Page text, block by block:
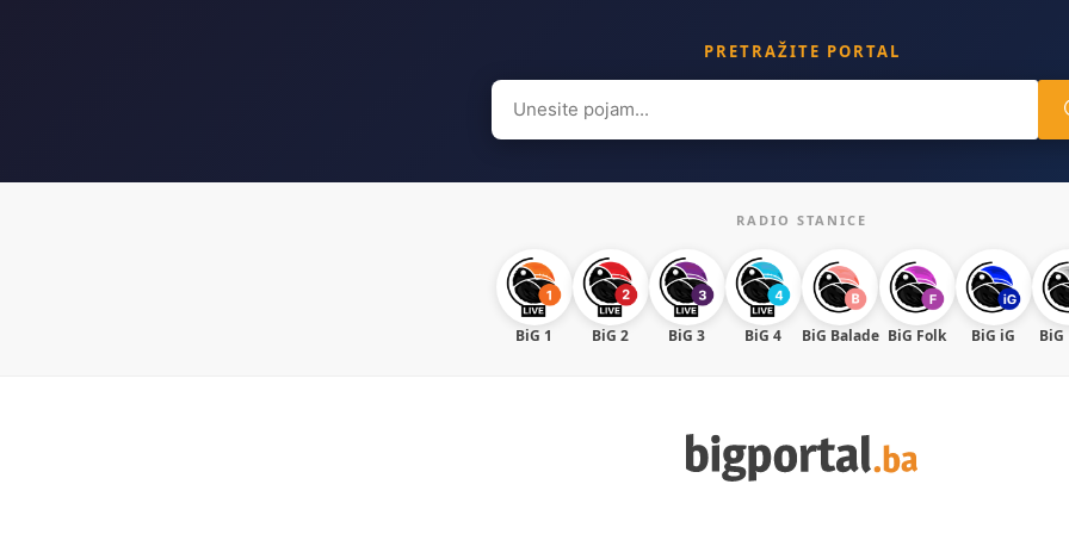
PRETRAŽITE PORTAL
Search
for:
RADIO STANICE
BiG 1 BiG 2 BiG 3 BiG 4 BiG Balade BiG Folk BiG iG BiG